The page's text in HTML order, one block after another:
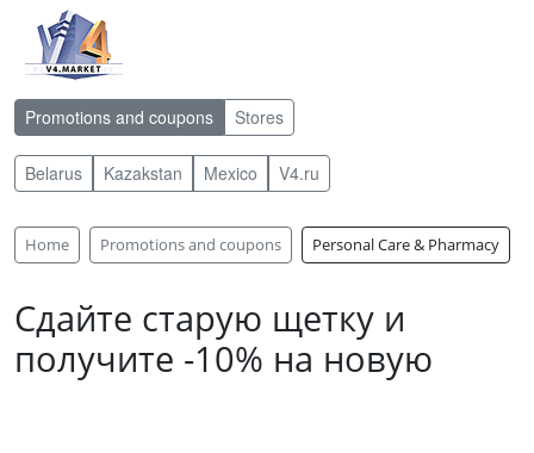
Promotions and coupons Stores
Belarus Kazakstan Mexico V4.ru
Home Promotions and coupons Personal Care & Pharmacy
Сдайте старую щетку и
получите -10% на новую